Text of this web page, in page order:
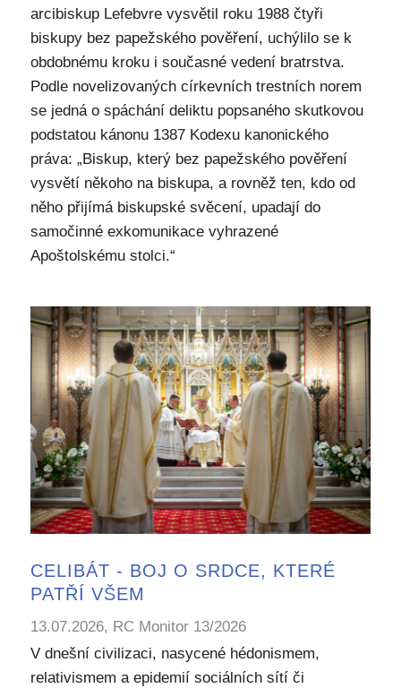
arcibiskup Lefebvre vysvětil roku 1988 čtyři
biskupy bez papežského pověření, uchýlilo se k
obdobnému kroku i současné vedení bratrstva.
Podle novelizovaných církevních trestních norem
se jedná o spáchání deliktu popsaného skutkovou
podstatou kánonu 1387 Kodexu kanonického
práva: „Biskup, který bez papežského pověření
vysvětí někoho na biskupa, a rovněž ten, kdo od
něho přijímá biskupské svěcení, upadají do
samočinné exkomunikace vyhrazené
Apoštolskému stolci.“
CELIBÁT - BOJ O SRDCE, KTERÉ
PATŘÍ VŠEM
13.07.2026, RC Monitor 13/2026
V dnešní civilizaci, nasycené hédonismem,
relativismem a epidemií sociálních sítí či